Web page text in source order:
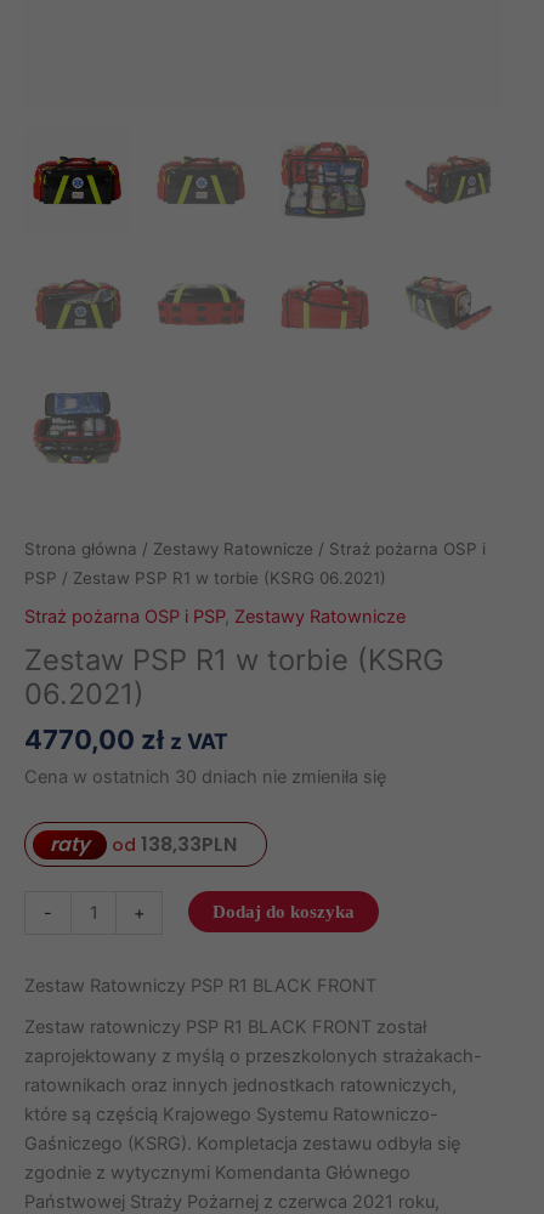
Strona główna / Zestawy Ratownicze / Straż pożarna OSP i
PSP / Zestaw PSP R1 w torbie (KSRG 06.2021)
Straż pożarna OSP i PSP, Zestawy Ratownicze
Zestaw PSP R1 w torbie (KSRG
06.2021)
4770,00 zł z VAT
Cena w ostatnich 30 dniach nie zmieniła się
raty od 138,33PLN
-
R1
w
torbie
(KSRG
06.2021)
+ Dodaj do koszyka
Zestaw Ratowniczy PSP R1 BLACK FRONT
Zestaw ratowniczy PSP R1 BLACK FRONT został
zaprojektowany z myślą o przeszkolonych strażakach-
ratownikach oraz innych jednostkach ratowniczych,
które są częścią Krajowego Systemu Ratowniczo-
Gaśniczego (KSRG). Kompletacja zestawu odbyła się
zgodnie z wytycznymi Komendanta Głównego
Państwowej Straży Pożarnej z czerwca 2021 roku,